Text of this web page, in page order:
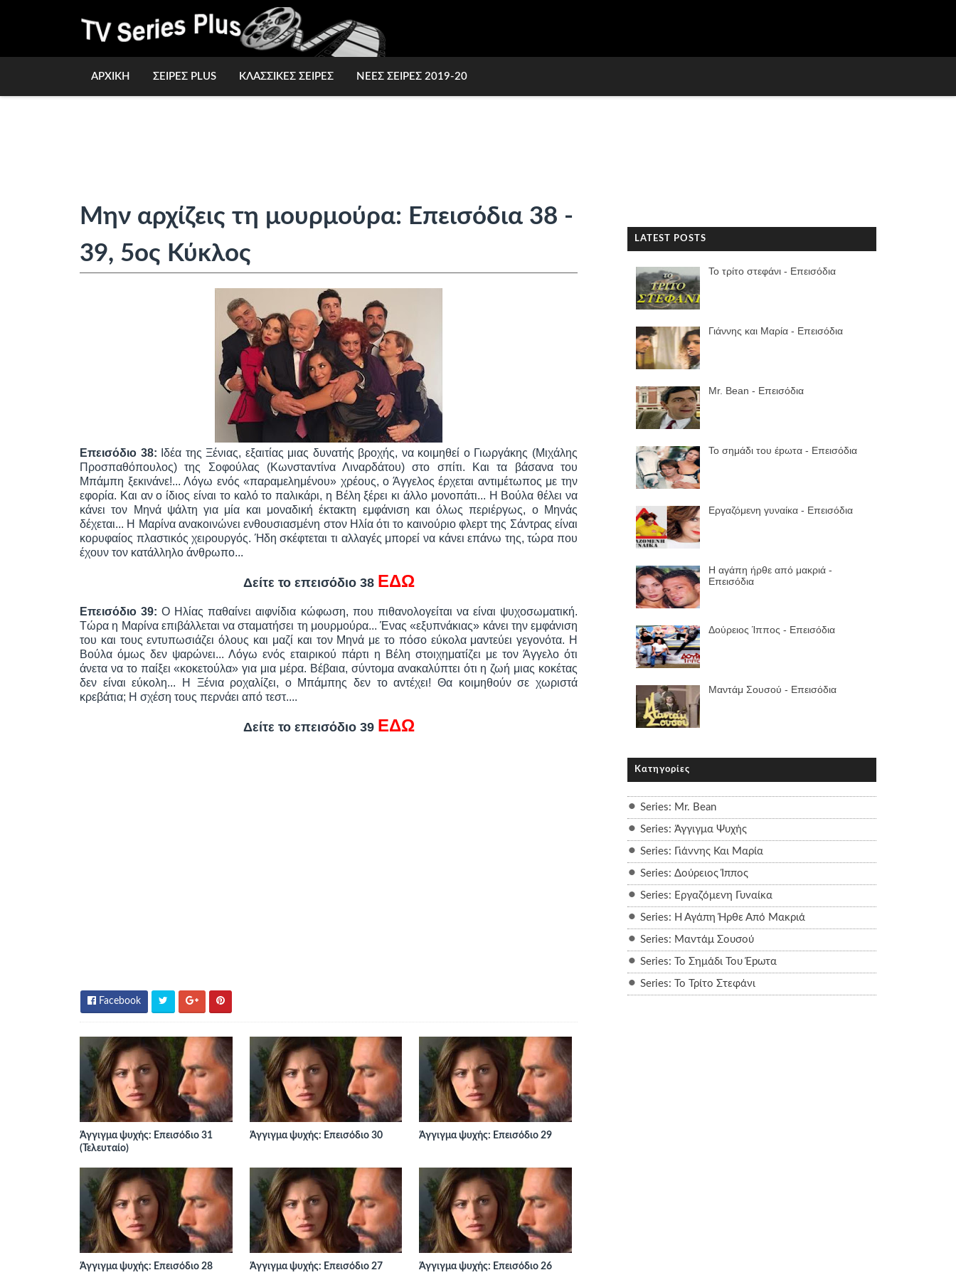
ΑΡΧΙΚΗ ΣΕΙΡΕΣ PLUS ΚΛΑΣΣΙΚΕΣ ΣΕΙΡΕΣ ΝΕΕΣ ΣΕΙΡΕΣ 2019-20
Μην αρχίζεις τη μουρμούρα: Επεισόδια 38 -
39, 5ος Κύκλος
Επεισόδιο 38: Ιδέα της Ξένιας, εξαιτίας μιας δυνατής βροχής, να κοιμηθεί ο Γιωργάκης (Μιχάλης
Προσπαθόπουλος) της Σοφούλας (Κωνσταντίνα Λιναρδάτου) στο σπίτι. Και τα βάσανα του
Μπάμπη ξεκινάνε!... Λόγω ενός «παραμελημένου» χρέους, ο Άγγελος έρχεται αντιμέτωπος με την
εφορία. Και αν ο ίδιος είναι το καλό το παλικάρι, η Βέλη ξέρει κι άλλο μονοπάτι... Η Βούλα θέλει να
κάνει τον Μηνά ψάλτη για μία και μοναδική έκτακτη εμφάνιση και όλως περιέργως, ο Μηνάς
δέχεται... Η Μαρίνα ανακοινώνει ενθουσιασμένη στον Ηλία ότι το καινούριο φλεpτ της Σάντρας είναι
κορυφαίος πλαστικός χειρουργός. Ήδη σκέφτεται τι αλλαγές μπορεί να κάνει επάνω της, τώρα που
έχουν τον κατάλληλο άνθρωπο...
Δείτε το επεισόδιο 38 ΕΔΩ
Επεισόδιο 39:Ο Ηλίας παθαίνει αιφνίδια κώφωση, που πιθανολογείται να είναι ψυχοσωματική.
Τώρα η Μαρίνα επιβάλλεται να σταματήσει τη μουρμούρα... Ένας «εξυπνάκιας» κάνει την εμφάνιση
του και τους εντυπωσιάζει όλους και μαζί και τον Μηνά με το πόσο εύκολα μαντεύει γεγονότα. Η
Βούλα όμως δεν ψαρώνει... Λόγω ενός εταιρικού πάρτι η Βέλη στοιχηματίζει με τον Άγγελο ότι
άνετα να το παίξει «κοκετούλα» για μια μέρα. Βέβαια, σύντομα ανακαλύπτει ότι η ζωή μιας κοκέτας
δεν είναι εύκολη... Η Ξένια ροχαλίζει, ο Μπάμπης δεν το αντέχει! Θα κοιμηθούν σε χωριστά
κρεβάτια; Η σχέση τους περνάει από τεστ....
Δείτε το επεισόδιο 39 ΕΔΩ
Facebook
Άγγιγμα ψυχής: Επεισόδιο 31
(Τελευταίο)
Άγγιγμα ψυχής: Επεισόδιο 30 Άγγιγμα ψυχής: Επεισόδιο 29
Άγγιγμα ψυχής: Επεισόδιο 28 Άγγιγμα ψυχής: Επεισόδιο 27 Άγγιγμα ψυχής: Επεισόδιο 26
LATEST POSTS
Το τρίτο στεφάνι - Επεισόδια
Γιάννης και Μαρία - Επεισόδια
Mr. Bean - Επεισόδια
Το σημάδι του έpωτα - Επεισόδια
Εργαζόμενη γυναίκα - Επεισόδια
Η αγάπη ήρθε από μακριά -
Επεισόδια
Δούρειος Ίππος - Επεισόδια
Μαντάμ Σουσού - Επεισόδια
Κατηγορίες
Series: Mr. Bean
Series: Άγγιγμα Ψυχής
Series: Γιάννης Και Μαρία
Series: Δούρειος Ίππος
Series: Εργαζόμενη Γυναίκα
Series: Η Αγάπη Ήρθε Από Μακριά
Series: Μαντάμ Σουσού
Series: Το Σημάδι Του Έpωτα
Series: Το Τρίτο Στεφάνι